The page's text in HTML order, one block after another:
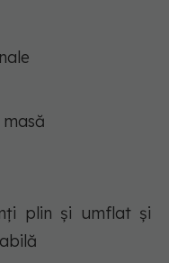
plin și umflat și